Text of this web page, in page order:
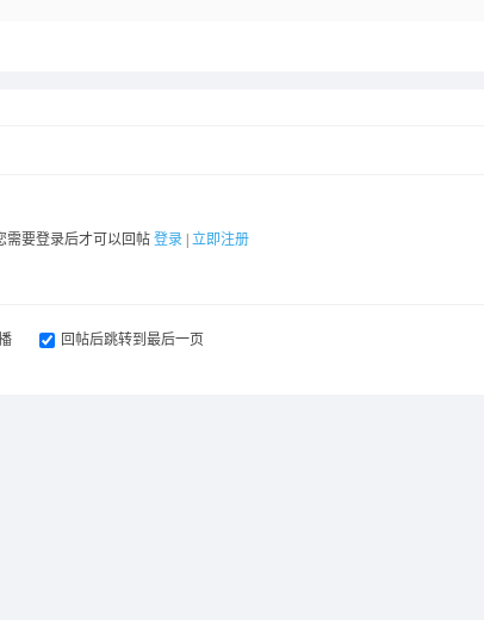
需要登录后才可以回帖 登录 立即注册
回帖后跳转到最后一页